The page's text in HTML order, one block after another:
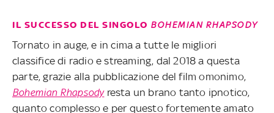
IL SUCCESSO DEL SINGOLO BOHEMIAN RHAPSODY
Tornato in auge, e in cima a tutte le migliori
classifice di radio e streaming, dal 2018 a questa
parte, grazie alla pubblicazione del film omonimo,
Bohemian Rhapsodyresta un brano tanto ipnotico,
quanto complesso e per questo fortemente amato